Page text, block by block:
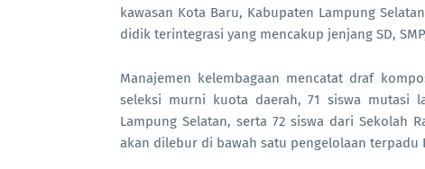
kawasan Kota Baru, Kabupaten Lampung
didik terintegrasi yang mencakup jenjang SD,
Manajemen kelembagaan mencatat draf
seleksi murni kuota daerah, 71 siswa mutasi
Lampung Selatan, serta 72 siswa dari Sekolah
akan dilebur di bawah satu pengelolaan terpadu